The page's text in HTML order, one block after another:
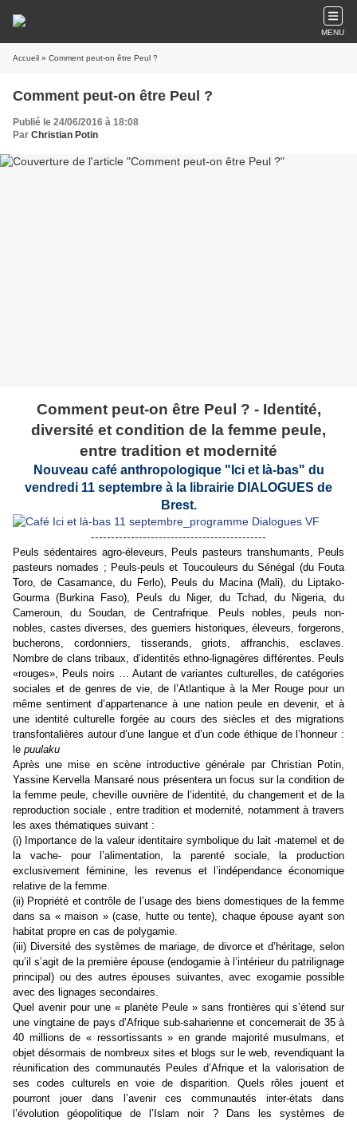
MENU
Accueil » Comment peut-on être Peul ?
Comment peut-on être Peul ?
Publié le 24/06/2016 à 18:08
Par Christian Potin
Comment peut-on être Peul ? - Identité,
diversité et condition de la femme peule,
entre tradition et modernité
Nouveau café anthropologique "Ici et là-bas" du
vendredi 11 septembre à la librairie DIALOGUES de
Brest.
--------------------------------------------
Peuls sédentaires agro-éleveurs, Peuls pasteurs transhumants, Peuls
pasteurs nomades ; Peuls-peuls et Toucouleurs du Sénégal (du Fouta
Toro, de Casamance, du Ferlo), Peuls du Macina (Mali), du Liptako-
Gourma (Burkina Faso), Peuls du Niger, du Tchad, du Nigeria, du
Cameroun, du Soudan, de Centrafrique. Peuls nobles, peuls non-
nobles, castes diverses, des guerriers historiques, éleveurs, forgerons,
bucherons, cordonniers, tisserands, griots, affranchis, esclaves.
Nombre de clans tribaux, d’identités ethno-lignagères différentes. Peuls
«rouges», Peuls noirs … Autant de variantes culturelles, de catégories
sociales et de genres de vie, de l’Atlantique à la Mer Rouge pour un
même sentiment d’appartenance à une nation peule en devenir, et à
une identité culturelle forgée au cours des siècles et des migrations
transfontalières autour d’une langue et d’un code éthique de l’honneur :
le puulaku
Après une mise en scène introductive générale par Christian Potin,
Yassine Kervella Mansaré nous présentera un focus sur la condition de
la femme peule, cheville ouvrière de l’identité, du changement et de la
reproduction sociale , entre tradition et modernité, notamment à travers
les axes thématiques suivant :
(i) Importance de la valeur identitaire symbolique du lait -maternel et de
la vache- pour l’alimentation, la parenté sociale, la production
exclusivement féminine, les revenus et l’indépendance économique
relative de la femme.
(ii) Propriété et contrôle de l’usage des biens domestiques de la femme
dans sa « maison » (case, hutte ou tente), chaque épouse ayant son
habitat propre en cas de polygamie.
(iii) Diversité des systèmes de mariage, de divorce et d’héritage, selon
qu’il s’agit de la première épouse (endogamie à l’intérieur du patrilignage
principal) ou des autres épouses suivantes, avec exogamie possible
avec des lignages secondaires.
Quel avenir pour une « planète Peule » sans frontières qui s’étend sur
une vingtaine de pays d’Afrique sub-saharienne et concernerait de 35 à
40 millions de « ressortissants » en grande majorité musulmans, et
objet désormais de nombreux sites et blogs sur le web, revendiquant la
réunification des communautés Peules d’Afrique et la valorisation de
ses codes culturels en voie de disparition. Quels rôles jouent et
pourront jouer dans l’avenir ces communautés inter-états dans
l’évolution géopolitique de l’Islam noir ? Dans les systèmes de